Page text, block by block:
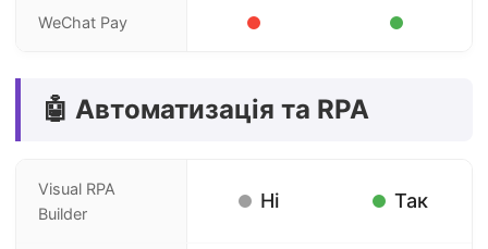
WeChat Pay
🤖 Автоматизація та RPA
Visual RPA
Builder
Ні Так